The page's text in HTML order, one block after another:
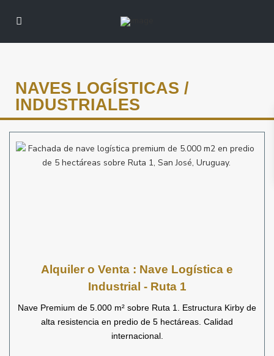
NAVES LOGÍSTICAS /
INDUSTRIALES
Alquiler o Venta : Nave Logística e
Industrial - Ruta 1
Nave Premium de 5.000 m² sobre Ruta 1. Estructura Kirby de
alta resistencia en predio de 5 hectáreas. Calidad
internacional.